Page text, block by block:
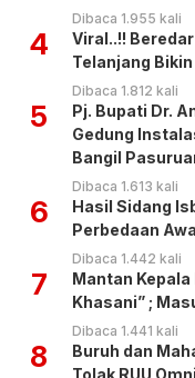
Dibaca 1.955 kali
4
Viral..!!
Telanjang
Dibaca 1.812 kali
5
Pj. Bupati Dr.
Gedung
Bangil
Dibaca 1.613 kali
6
Hasil Sidang
Perbedaan
Dibaca 1.442 kali
7
Mantan Kepala
Khasani” ;
Dibaca 1.441 kali
8
Buruh dan
Tolak RUU